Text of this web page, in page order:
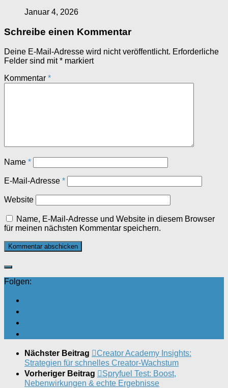
Januar 4, 2026
Schreibe einen Kommentar
Deine E-Mail-Adresse wird nicht veröffentlicht. Erforderliche
Felder sind mit* markiert
Kommentar *
Name *
E-Mail-Adresse *
Website
Name, E-Mail-Adresse und Website in diesem Browser
für meinen nächsten Kommentar speichern.
Folgen:
Nächster Beitrag
Creator Academy Insights:
Strategien für schnelles Creator-Wachstum
Vorheriger Beitrag
Spryfuel Test: Boost,
Nebenwirkungen & echte Ergebnisse